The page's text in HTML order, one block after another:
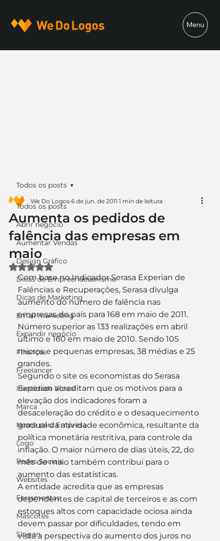
Menu
Todos os posts
Abrir negócio
Aumentar Vendas
Design Gráfico
Dicas de Empreendedorismo
Dicas de Marketing
Email marketing
Expandir negócio
Finanças
Freelancer
Identidade Visual
Marca
Nome para Empresa
Logo
Redes Sociais
Websites
Ferramentas
Mascotes
Slogan
Todos os posts
Aumenta os pedidos de
falência das empresas em
maio
We Do Logos 6 de jun. de 2011 1 min de leitura
Avaliado com NaN de 5 estrelas.
Com base no Indicador Serasa Experian de
Falências e Recuperações, Serasa divulga
aumento do número de falência nas
empresas do país para 168 em maio de 2011.
Número superior as 133 realizações em abril
último e 160 em maio de 2010. Sendo 105
micros e pequenas empresas, 38 médias e 25
grandes.
Segundo o site os economistas do Serasa
Experian acreditam que os motivos para a
elevação dos indicadores foram a
desaceleração do crédito e o desaquecimento
gradual da atividade econômica, resultante da
política monetária restritiva, para controle da
inflação. O maior número de dias úteis, 22, do
mês de maio também contribui para o
aumento das estatísticas.
A entidade acredita que as empresas
dependentes de capital de terceiros e as com
estoques altos com capacidade ociosa ainda
devem passar por dificuldades, tendo em
vista a perspectiva do aumento dos juros no